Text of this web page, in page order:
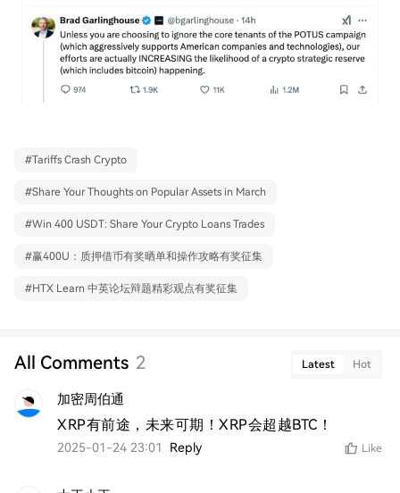
#Tariffs Crash Crypto
#Share Your Thoughts on Popular Assets in March
#Win 400 USDT: Share Your Crypto Loans Trades
#赢400U：质押借币有奖晒单和操作攻略有奖征集
#HTX Learn 中英论坛辩题精彩观点有奖征集
All Comments 2 Latest Hot
加密周伯通
XRP有前途，未来可期！XRP会超越BTC！
2025-01-24 23:01 Reply Like